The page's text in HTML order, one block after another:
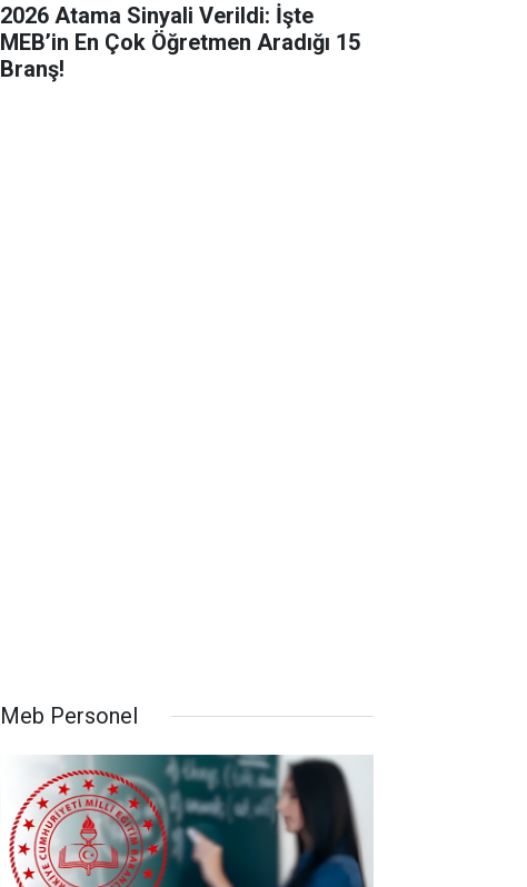
2026 Atama Sinyali Verildi: İşte
MEB’in En Çok Öğretmen Aradığı 15
Branş!
Meb Personel